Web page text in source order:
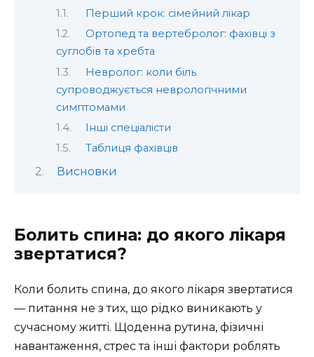
Перший крок: сімейний лікар
Ортопед та вертебролог: фахівці з
суглобів та хребта
Невролог: коли біль
супроводжується неврологічними
симптомами
Інші спеціалісти
Таблиця фахівців
Висновки
Болить спина: до якого лікаря
звертатися?
Коли болить спина, до якого лікаря звертатися
— питання не з тих, що рідко виникають у
сучасному житті. Щоденна рутина, фізичні
навантаження, стрес та інші фактори роблять